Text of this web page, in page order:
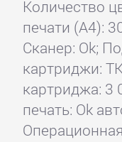
Количество
печати (А4):
Сканер: Ok;
картриджи:
картриджа: 3
печать: Ok